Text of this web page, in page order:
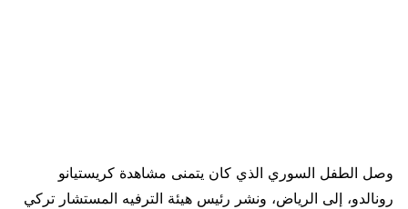
وصل الطفل السوري الذي كان يتمنى مشاهدة كريستيانو
رونالدو، إلى الرياض، ونشر رئيس هيئة الترفيه المستشار تركي